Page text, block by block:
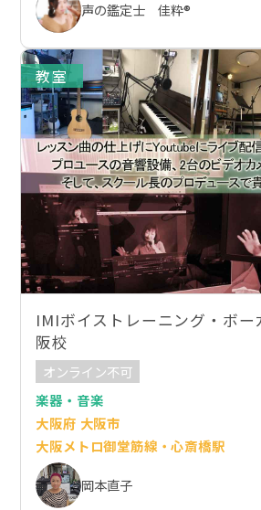
声の鑑定士 佳粋®️
教室
IMIボイストレーニング・ボー
阪校
オンライン不可
楽器・音楽
大阪府 大阪市
大阪メトロ御堂筋線・心斎橋駅
岡本直子